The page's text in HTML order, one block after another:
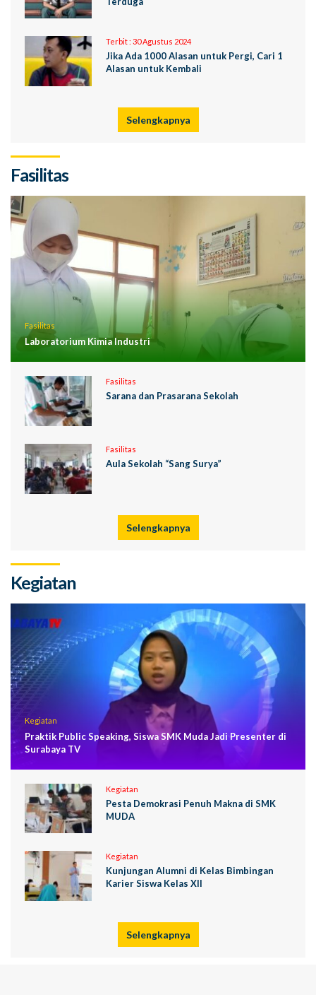
Terbit : 30 Agustus 2024
Jika Ada 1000 Alasan untuk Pergi, Cari 1
Alasan untuk Kembali
Selengkapnya
Fasilitas
Fasilitas
Laboratorium Kimia Industri
Fasilitas
Sarana dan Prasarana Sekolah
Fasilitas
Aula Sekolah “Sang Surya”
Selengkapnya
Kegiatan
Kegiatan
Praktik Public Speaking, Siswa SMK Muda Jadi Presenter di
Surabaya TV
Kegiatan
Pesta Demokrasi Penuh Makna di SMK
MUDA
Kegiatan
Kunjungan Alumni di Kelas Bimbingan
Karier Siswa Kelas XII
Selengkapnya